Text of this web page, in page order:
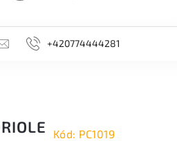
BRUSKY, OCÍLKY
+420774444281
Kód: PC1019